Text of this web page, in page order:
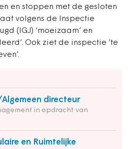
en stoppen met de gesloten
volgens de Inspectie
(IGJ) ‘moeizaam’ en
Ook ziet de inspectie ‘te
directeur
in opdracht van
en Ruimtelijke